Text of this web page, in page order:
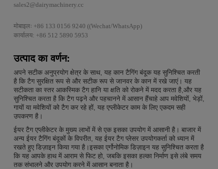
sales2@dairymachinery.cc
मोबाइलः +86 133 0156 9240 ((Wechat/WhatsApp)
कार्यालय: +86 512 5890 5953
उत्पाद का वर्णन:
अपने सटीक अनुप्रयोग क्षेत्र के साथ, यह कान टैगिंग बंदूक यह सुनिश्चित करती
है कि टैग सुरक्षित रूप से और सटीक रूप से जानवर के कान में रखे जाएं। यह
सटीकता का स्तर आकस्मिक टैग हानि या क्षति को रोकने में मदद करता है,और यह
सुनिश्चित करता है कि टैग पढ़ने और पहचानने में आसान हैंचाहे आप मवेशियों, भेड़ों,
गायों या मवेशियों को टैग कर रहे हों, यह एप्लीकेटर काम के लिए एकदम सही
उपकरण है।
ईयर टैग एप्लीकेटर के मुख्य लाभों में से एक इसका उपयोग में आसानी है। बाजार में
अन्य ईयर टैगिंग बंदूकों के विपरीत, यह ईयर टैग प्लेसर उपयोगकर्ता को ध्यान में
रखते हुए डिज़ाइन किया गया है।इसका एर्गोनोमिक डिज़ाइन यह सुनिश्चित करता है
कि यह आपके हाथ में आराम से फिट हो, जबकि इसका हल्का निर्माण इसे लंबे समय
तक संभालने और उपयोग करने में आसान बनाता है।